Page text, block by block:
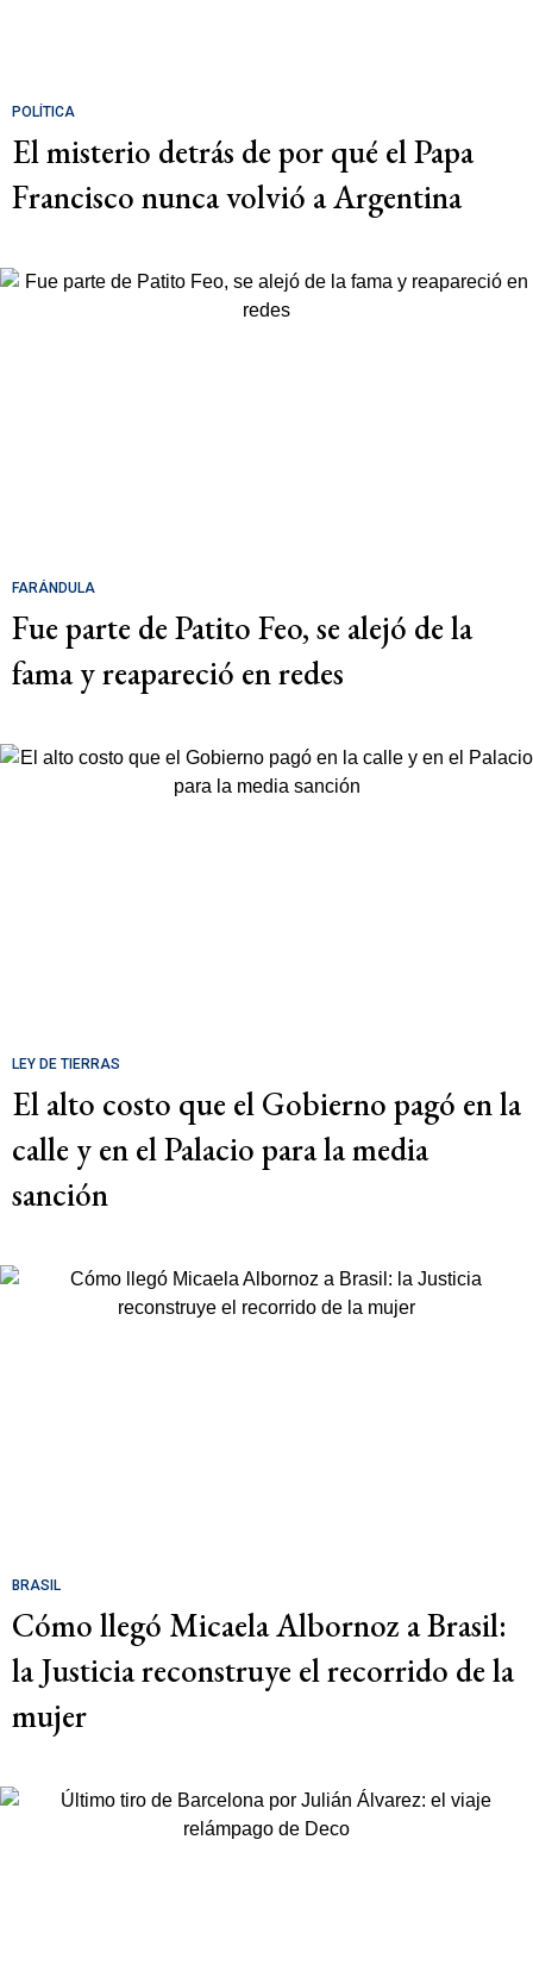
POLÍTICA
El misterio detrás de por qué el Papa
Francisco nunca volvió a Argentina
FARÁNDULA
Fue parte de Patito Feo, se alejó de la
fama y reapareció en redes
LEY DE TIERRAS
El alto costo que el Gobierno pagó en la
calle y en el Palacio para la media
sanción
BRASIL
Cómo llegó Micaela Albornoz a Brasil:
la Justicia reconstruye el recorrido de la
mujer